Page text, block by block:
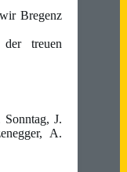
Bregenz
treuen
J.
A.